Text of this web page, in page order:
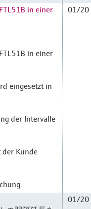
in einer
in einer
eingesetzt in
der Intervalle
Kunde
01/20
01/20